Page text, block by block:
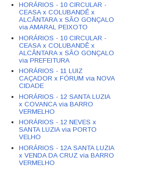
HORÁRIOS - 10 CIRCULAR -
CEASA x COLUBANDÊ x
ALCÂNTARA x SÃO GONÇALO
via AMARAL PEIXOTO
HORÁRIOS - 10 CIRCULAR -
CEASA x COLUBANDÊ x
ALCÂNTARA x SÃO GONÇALO
via PREFEITURA
HORÁRIOS - 11 LUIZ
CAÇADOR x FÓRUM via NOVA
CIDADE
HORÁRIOS - 12 SANTA LUZIA
x COVANCA via BARRO
VERMELHO
HORÁRIOS - 12 NEVES x
SANTA LUZIA via PORTO
VELHO
HORÁRIOS - 12A SANTA LUZIA
x VENDA DA CRUZ via BARRO
VERMELHO